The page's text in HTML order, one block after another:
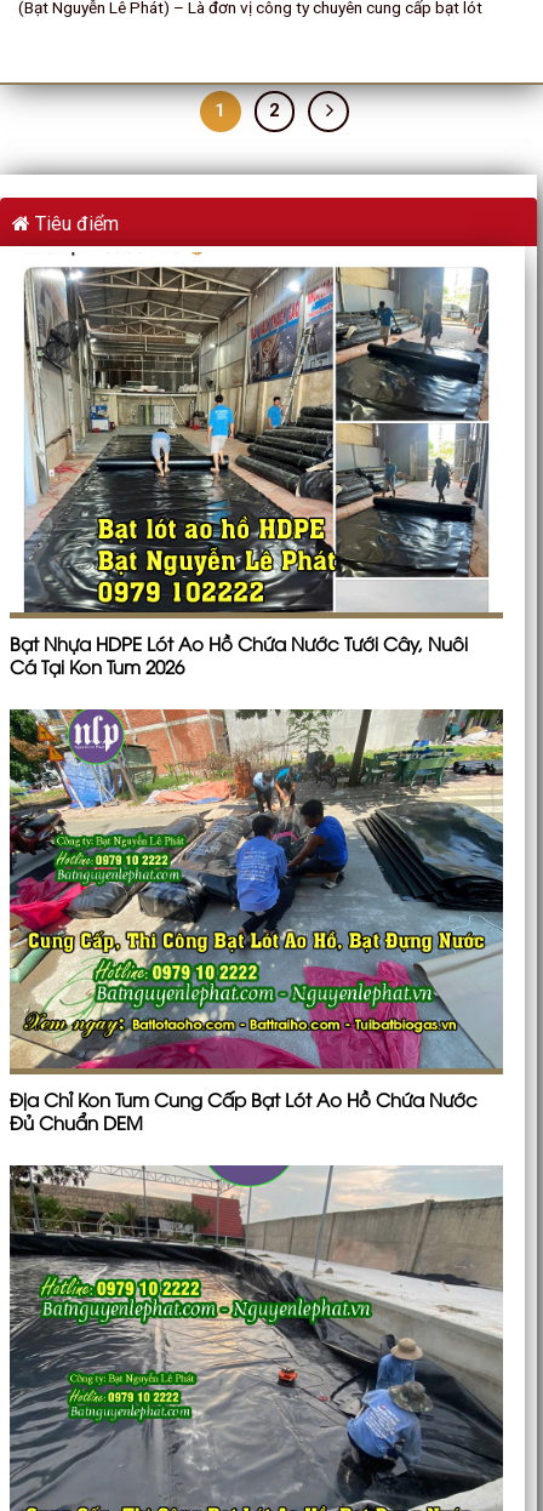
(Bạt Nguyễn Lê Phát) – Là đơn vị công ty chuyên cung cấp bạt lót
1 2
Tiêu điểm
Bạt Nhựa HDPE Lót Ao Hồ Chứa Nước Tưới Cây, Nuôi
Cá Tại Kon Tum 2026
Địa Chỉ Kon Tum Cung Cấp Bạt Lót Ao Hồ Chứa Nước
Đủ Chuẩn DEM